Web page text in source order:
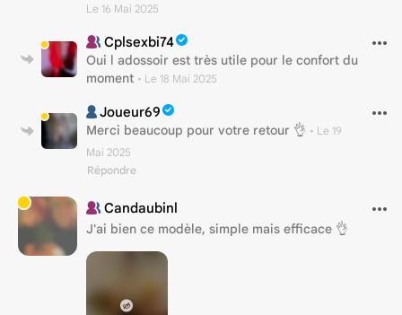
Le 16 Mai 2025
Cplsexbi74
Oui l adossoir est très utile pour le confort du
moment • Le 18 Mai 2025
Joueur69
Merci beaucoup pour votre retour 👌 • Le 19
Mai 2025
Répondre
Candaubinl
J'ai bien ce modèle, simple mais efficace 👌